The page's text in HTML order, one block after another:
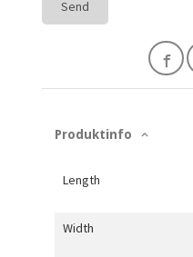
Send
Produktinfo
Length
Width